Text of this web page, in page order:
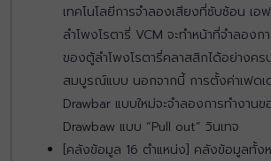
เทคโนโลยีการจำลองเสียงที่ซับซ้อน เอ
ลำโพงโรตารี่ VCM จะทำหน้าที่จำลองก
ของตู้ลำโพงโรตารี่คลาสสิกได้อย่างคร
สมบูรณ์แบบ นอกจากนี้ การตั้งค่าเฟดเ
Drawbar แบบใหม่จะจำลองการทำงานข
Drawbaw แบบ “Pull out” วินเทจ
[คลังข้อมูล 16 ตำแหน่ง] คลังข้อมูลทั้ง